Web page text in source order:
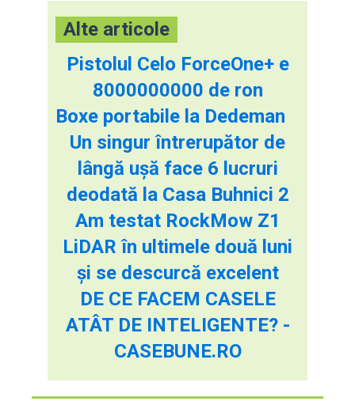
Alte articole
Pistolul Celo ForceOne+ e
8000000000 de ron
Boxe portabile la Dedeman
Un singur întrerupător de
lângă ușă face 6 lucruri
deodată la Casa Buhnici 2
Am testat RockMow Z1
LiDAR în ultimele două luni
și se descurcă excelent
DE CE FACEM CASELE
ATÂT DE INTELIGENTE? -
CASEBUNE.RO